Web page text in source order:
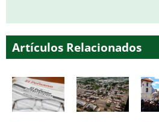
Artículos Relacionados